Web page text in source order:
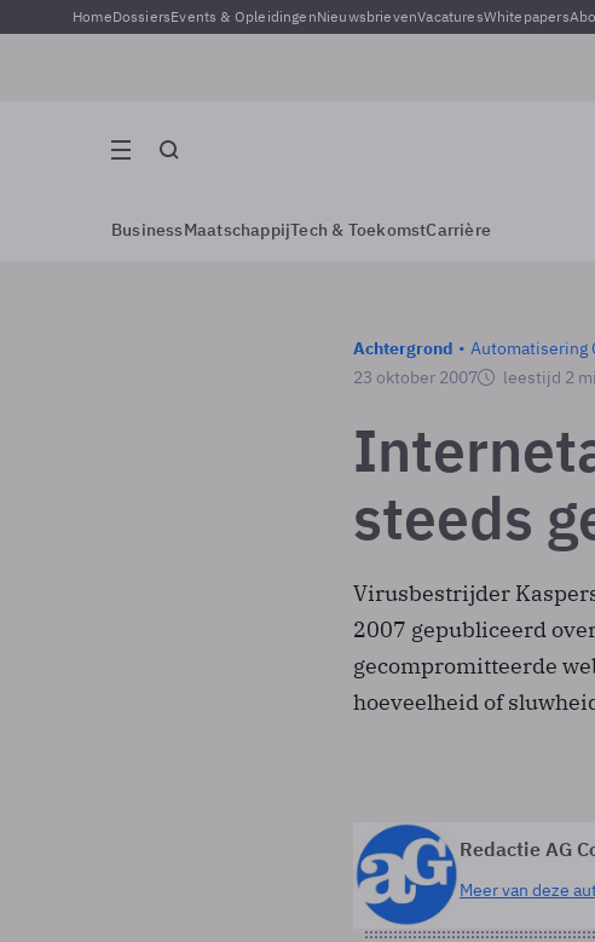
HomeDossiersEvents & OpleidingenNieuwsbrievenVacaturesWhitepapers
BusinessMaatschappijTech & ToekomstCarrière
Achtergrond Automatisering
23 oktober 2007 leestijd 2
steeds
Virusbestrijder
2007 gepubliceerd
gecompromitteerde
hoeveelheid of
Redactie AG
Meer van deze